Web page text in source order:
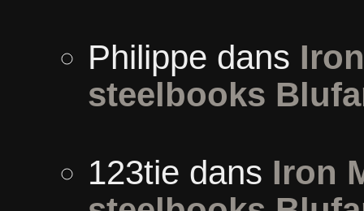
Philippe dans
steelbooks
123tie dans Iron